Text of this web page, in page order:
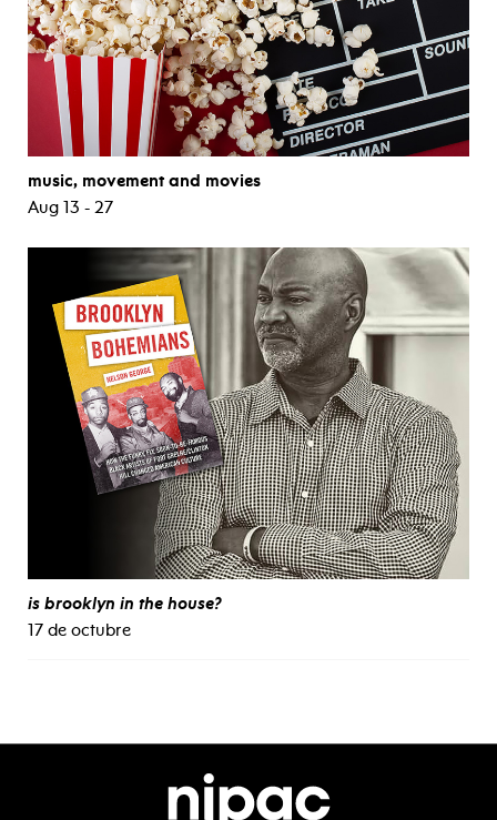
music, movement and movies
Aug 13 - 27
is brooklyn in the house?
17 de octubre